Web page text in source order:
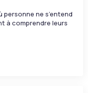
personne ne s’entend
à comprendre leurs